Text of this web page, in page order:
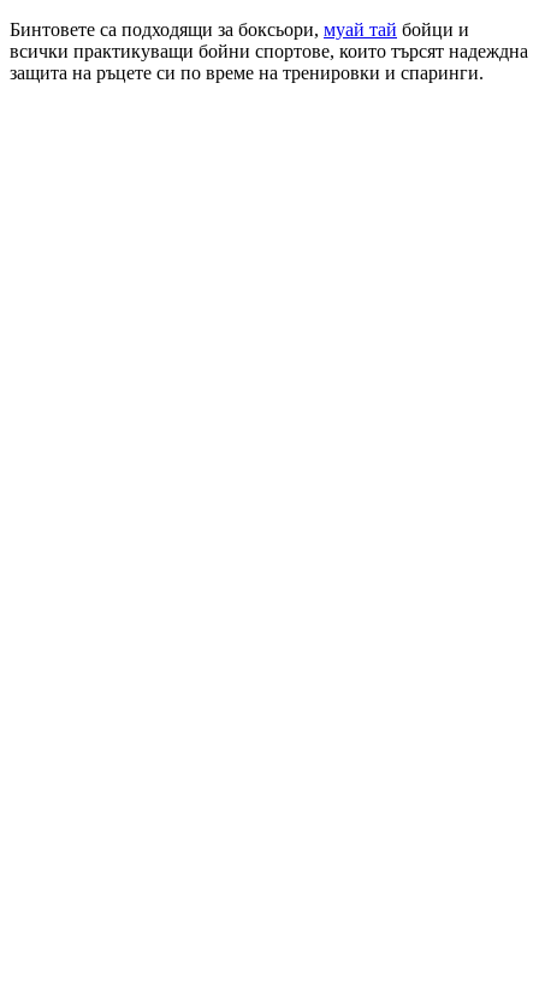
Бинтовете са подходящи за боксьори, муай тай бойци и
всички практикуващи бойни спортове, които търсят надеждна
защита на ръцете си по време на тренировки и спаринги.